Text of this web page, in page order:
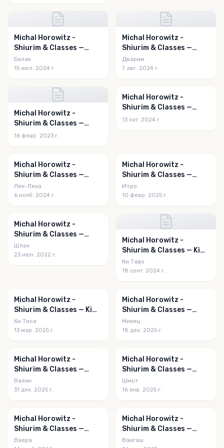
Michal Horowitz -
Shiurim & Classes —
Balak 5784
Балак
15 июл. 2024 г.
Michal Horowitz -
Shiurim & Classes —
Devarim 5784
Дварим
7 авг. 2024 г.
Michal Horowitz -
Shiurim & Classes —
Mishpotim 5783
16 февр. 2023 г.
Michal Horowitz -
Shiurim & Classes —
Sukkos 5785
13 окт. 2024 г.
Michal Horowitz -
Shiurim & Classes —
Lech-Lecha 5785
Лех-Леха
6 нояб. 2024 г.
Michal Horowitz -
Shiurim & Classes —
Yisro 5785
Итро
10 февр. 2025 г.
Michal Horowitz -
Shiurim & Classes —
Shlach 5782
Шлах
23 июн. 2022 г.
Michal Horowitz -
Shiurim & Classes — Ki
Savo 5784
Ки Таво
18 сент. 2024 г.
Michal Horowitz -
Shiurim & Classes — Ki
Sisa 5785
Ки Тиса
13 мар. 2025 г.
Michal Horowitz -
Shiurim & Classes —
Mikeitz 5786
Микец
18 дек. 2025 г.
Michal Horowitz -
Shiurim & Classes —
Vayechi 5786
Ваехи
31 дек. 2025 г.
Michal Horowitz -
Shiurim & Classes —
Shemos 5785
Шмот
16 янв. 2025 г.
Michal Horowitz -
Shiurim & Classes —
Vayeira 5785
Ваера
Michal Horowitz -
Shiurim & Classes —
Vayigash 5786
Ваигаш